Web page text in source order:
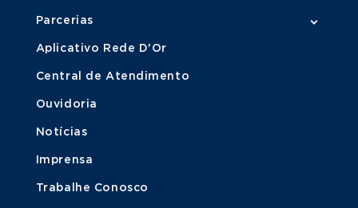
Parcerias
Aplicativo Rede D'Or
Central de Atendimento
Ouvidoria
Notícias
Imprensa
Trabalhe Conosco